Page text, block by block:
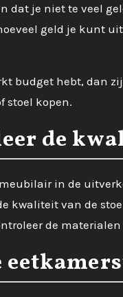
dat je niet te veel
geld je kunt
budget hebt, dan
stoel kopen.
de
in de
kwaliteit van de
de